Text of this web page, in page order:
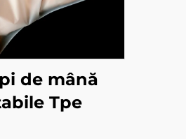
de mână
Tpe